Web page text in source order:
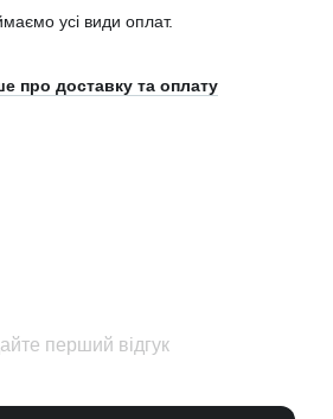
усі види оплат.
про доставку та оплату
перший відгук